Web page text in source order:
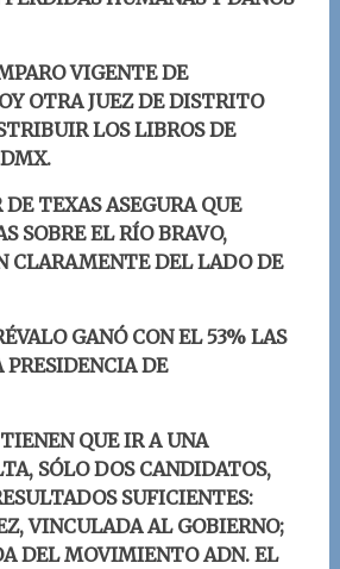
VIGENTE DE
OTRA JUEZ DE DISTRITO
LOS LIBROS DE
TEXAS ASEGURA QUE
SOBRE EL RÍO BRAVO,
CLARAMENTE DEL LADO DE
GANÓ CON EL 53% LAS
PRESIDENCIA DE
QUE IR A UNA
SÓLO DOS CANDIDATOS,
SUFICIENTES:
VINCULADA AL GOBIERNO;
DEL MOVIMIENTO ADN. EL